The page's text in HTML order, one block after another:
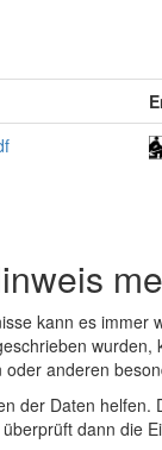
kann es
anderen
der Daten
dann die